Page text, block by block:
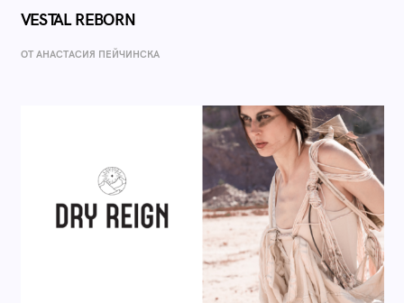
VESTAL REBORN
ОТ AНАСТАСИЯ ПЕЙЧИНСКА